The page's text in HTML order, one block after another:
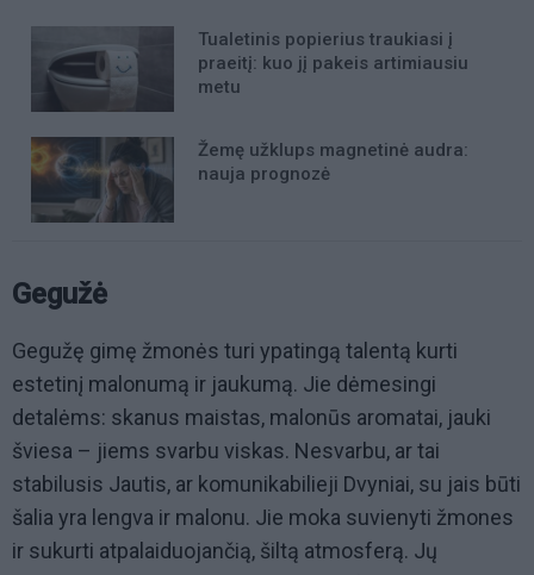
Tualetinis popierius traukiasi į
praeitį: kuo jį pakeis artimiausiu
metu
Žemę užklups magnetinė audra:
nauja prognozė
Gegužė
Gegužę gimę žmonės turi ypatingą talentą kurti
estetinį malonumą ir jaukumą. Jie dėmesingi
detalėms: skanus maistas, malonūs aromatai, jauki
šviesa – jiems svarbu viskas. Nesvarbu, ar tai
stabilusis Jautis, ar komunikabilieji Dvyniai, su jais būti
šalia yra lengva ir malonu. Jie moka suvienyti žmones
ir sukurti atpalaiduojančią, šiltą atmosferą. Jų